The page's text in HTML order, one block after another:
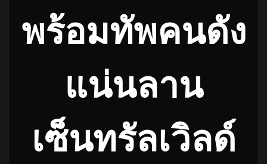
พร้อมทัพคนดัง
แน่นลาน
เซ็นทรัลเวิลด์